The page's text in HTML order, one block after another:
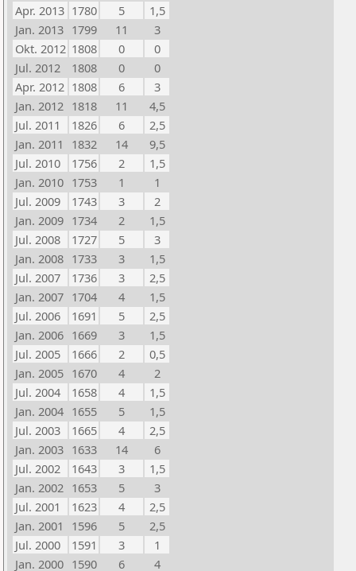
Apr. 2013 1780 5
1,5
Jan. 2013 1799 11
3
Okt. 2012 1808 0
0
Jul. 2012
1808 0
0
Apr. 2012 1808 6
3
Jan. 2012 1818 11
4,5
Jul. 2011
1826 6
2,5
Jan. 2011
1832 14
9,5
Jul. 2010
1756 2
1,5
Jan. 2010 1753 1
1
Jul. 2009
1743 3
2
Jan. 2009 1734 2
1,5
Jul. 2008
1727 5
3
Jan. 2008 1733 3
1,5
Jul. 2007
1736 3
2,5
Jan. 2007 1704 4
1,5
Jul. 2006
1691 5
2,5
Jan. 2006 1669 3
1,5
Jul. 2005
1666 2
0,5
Jan. 2005 1670 4
2
Jul. 2004
1658 4
1,5
Jan. 2004 1655 5
1,5
Jul. 2003
1665 4
2,5
Jan. 2003 1633 14
6
Jul. 2002
1643 3
1,5
Jan. 2002 1653 5
3
Jul. 2001
1623 4
2,5
Jan. 2001
1596 5
2,5
Jul. 2000
1591 3
1
Jan. 2000 1590 6
4